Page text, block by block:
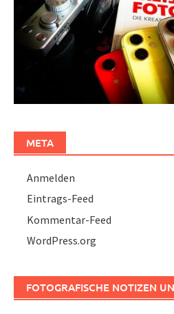
META
Anmelden
Eintrags-Feed
Kommentar-Feed
WordPress.org
FOTOGRAFISCHE NOTIZEN